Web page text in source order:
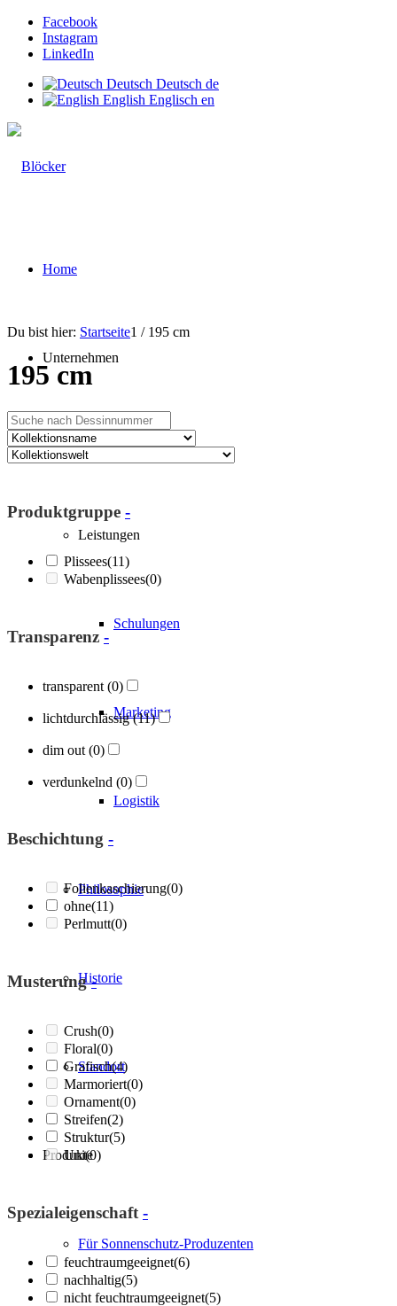
Facebook
Instagram
LinkedIn
Deutsch Deutsch de
English Englisch en
Home
Unternehmen
Über Blöcker
Leistungen
Schulungen
Marketing
Logistik
Philosophie
Historie
Standort
Produkte
Für Sonnenschutz-Produzenten
Du bist hier: Startseite1 / 195 cm
195 cm
Produktgruppe -
Plissees(11)
Wabenplissees(0)
Transparenz -
transparent (0)
lichtdurchlässig(11)
dim out (0)
verdunkelnd (0)
Beschichtung -
Folienkaschierung(0)
ohne(11)
Perlmutt(0)
Musterung-
Crush(0)
Floral(0)
Grafisch(4)
Marmoriert(0)
Ornament(0)
Streifen(2)
Struktur(5)
Uni(0)
Spezialeigenschaft -
feuchtraumgeeignet(6)
nachhaltig(5)
nicht feuchtraumgeeignet(5)